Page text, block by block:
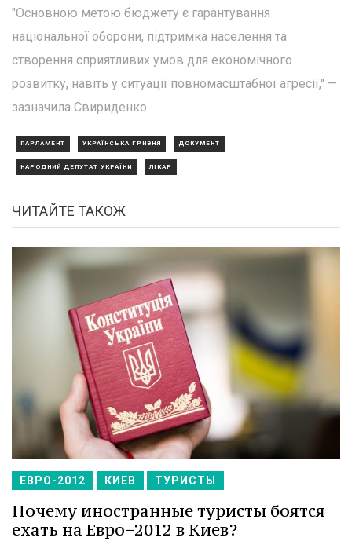
"Основною метою бюджету є гарантування
національної оборони, підтримка населення та
створення сприятливих умов для економічного
розвитку, навіть у ситуації повномасштабної агресії," —
зазначила Свириденко.
ПАРЛАМЕНТ УКРАЇНСЬКА ГРИВНЯ ДОКУМЕНТ
НАРОДНИЙ ДЕПУТАТ УКРАЇНИ ЛІКАР
ЧИТАЙТЕ ТАКОЖ
ЕВРО-2012 КИЕВ ТУРИСТЫ
Почему иностранные туристы боятся
ехать на Евро−2012 в Киев?